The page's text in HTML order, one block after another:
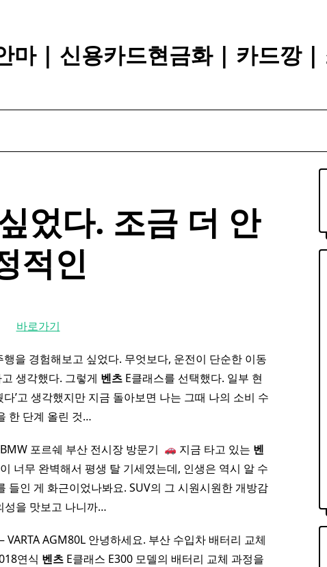
마 | 신용카드현금화 | 카드깡 |
었다. 조금 더 안
적인
바로가기
을 경험해보고 싶었다. 무엇보다, 운전이 단순한 이동
생각했다. 그렇게 벤츠 E클래스를 선택했다. 일부 현
’고 생각했지만 지금 돌아보면 나는 그때 나의 소비 수
한 단계 올린 것…
포르쉐 부산 전시장 방문기 지금 타고 있는 벤
너무 완벽해서 평생 탈 기세였는데, 인생은 역시 알 수
들인 게 화근이었나봐요. SUV의 그 시원시원한 개방감
성을 맛보고 나니까…
VARTA AGM80L 안녕하세요. 부산 수입차 배터리 교체
연식 벤츠 E클래스 E300 모델의 배터리 교체 과정을